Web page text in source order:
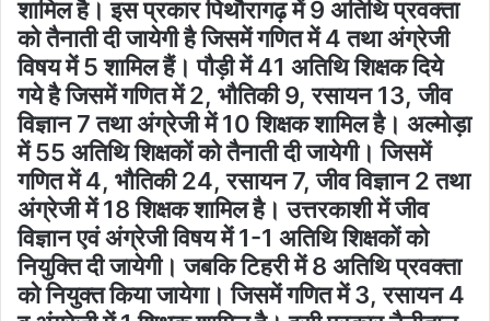
शामिल है। इस प्रकार पिथौरागढ़ में 9 अतिथि प्रवक्ता
को तैनाती दी जायेगी है जिसमें गणित में 4 तथा अंग्रेजी
विषय में 5 शामिल हैं। पौड़ी में 41 अतिथि शिक्षक दिये
गये है जिसमें गणित में 2, भौतिकी 9, रसायन 13, जीव
विज्ञान 7 तथा अंग्रेजी में 10 शिक्षक शामिल है। अल्मोड़ा
में 55 अतिथि शिक्षकों को तैनाती दी जायेगी। जिसमें
गणित में 4, भौतिकी 24, रसायन 7, जीव विज्ञान 2 तथा
अंग्रेजी में 18 शिक्षक शामिल है। उत्तरकाशी में जीव
विज्ञान एवं अंग्रेजी विषय में 1-1 अतिथि शिक्षकों को
नियुक्ति दी जायेगी। जबकि टिहरी में 8 अतिथि प्रवक्ता
को नियुक्त किया जायेगा। जिसमें गणित में 3, रसायन 4